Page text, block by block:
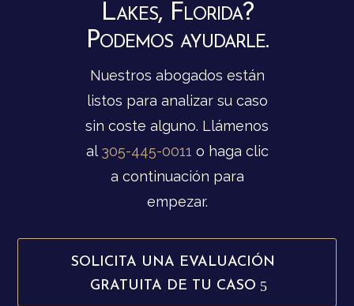
Lakes, Florida?
Podemos ayudarle.
Nuestros abogados están
listos para analizar su caso
sin coste alguno. Llámenos
al 305-445-0011 o haga clic
a continuación para
empezar.
SOLICITA UNA EVALUACIÓN
GRATUITA DE TU CASO